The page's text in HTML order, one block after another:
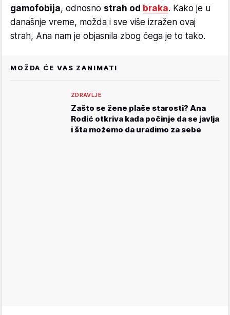
gamofobija, odnosno strah od braka. Kako je u
današnje vreme, možda i sve više izražen ovaj
strah, Ana nam je objasnila zbog čega je to tako.
MOŽDA ĆE VAS ZANIMATI
ZDRAVLJE
Zašto se žene plaše starosti? Ana
Rodić otkriva kada počinje da se javlja
i šta možemo da uradimo za sebe